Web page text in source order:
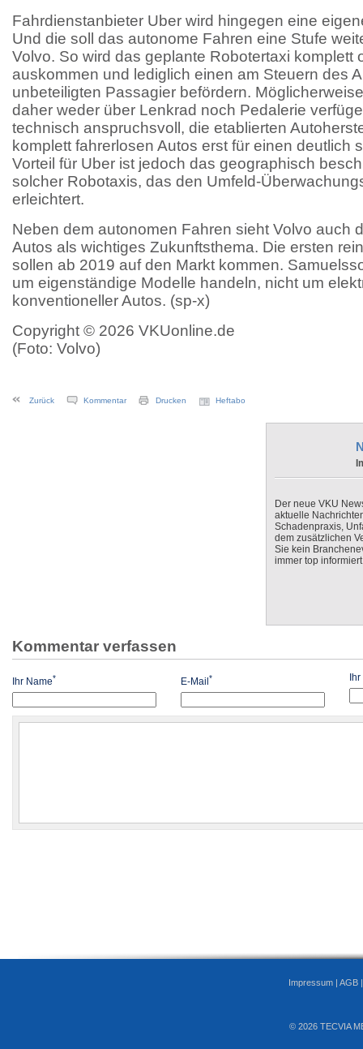
Fahrdienstanbieter Uber wird hingegen eine
Und die soll das autonome Fahren eine Stufe
Volvo. So wird das geplante Robotertaxi komplett
auskommen und lediglich einen am Steuern des
unbeteiligten Passagier befördern.
daher weder über Lenkrad noch Pedalerie
technisch anspruchsvoll, die etablierten
komplett fahrerlosen Autos erst für einen deutlich
Vorteil für Uber ist jedoch das geographisch
solcher Robotaxis, das den Umfeld-
erleichtert.
Neben dem autonomen Fahren sieht Volvo auch
Autos als wichtiges Zukunftsthema. Die ersten
sollen ab 2019 auf den Markt kommen.
um eigenständige Modelle handeln, nicht um
konventioneller Autos. (sp-x)
Copyright © 2026 VKUonline.de
(Foto: Volvo)
Zurück Kommentar Drucken Heftabo
Der neue VKU
aktuelle
Schadenpraxis,
dem zusätzlichen
Sie kein
immer top
Kommentar verfassen
Ihr Name* E-Mail* Ihr
Impressum | AGB
© 2026 TECVIA